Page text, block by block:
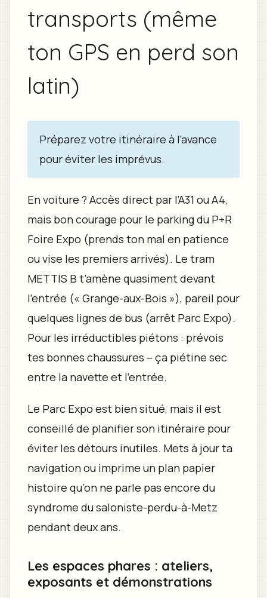
transports (même
ton GPS en perd son
latin)
Préparez votre itinéraire à l’avance
pour éviter les imprévus.
En voiture ? Accès direct par l’A31 ou A4,
mais bon courage pour le parking du P+R
Foire Expo (prends ton mal en patience
ou vise les premiers arrivés). Le tram
METTIS B t’amène quasiment devant
l’entrée (« Grange-aux-Bois »), pareil pour
quelques lignes de bus (arrêt Parc Expo).
Pour les irréductibles piétons : prévois
tes bonnes chaussures – ça piétine sec
entre la navette et l’entrée.
Le Parc Expo est bien situé, mais il est
conseillé de planifier son itinéraire pour
éviter les détours inutiles. Mets à jour ta
navigation ou imprime un plan papier
histoire qu’on ne parle pas encore du
syndrome du saloniste-perdu-à-Metz
pendant deux ans.
Les espaces phares : ateliers,
exposants et démonstrations